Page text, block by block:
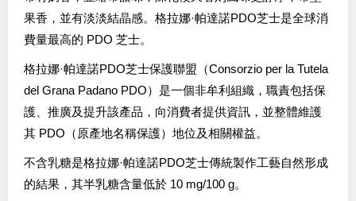
果香，並有淡淡結晶感。格拉娜·帕達諾PDO芝士是全球消
費量最高的 PDO 芝士。
格拉娜·帕達諾PDO芝士保護聯盟（Consorzio per la Tutela
del Grana Padano PDO）是一個非牟利組織，職責包括保
護、推廣及提升該產品，向消費者提供資訊，並整體維護
其 PDO（原產地名稱保護）地位及相關權益。
不含乳糖是格拉娜·帕達諾PDO芝士傳統製作工藝自然形成
的結果，其半乳糖含量低於 10 mg/100 g。